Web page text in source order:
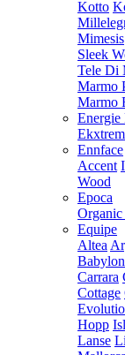
Kotto
Mimesis
Sleek
Tele Di
Marmo
Marmo
Energie
Ennface
Accent
Wood
Epoca
Equipe
Altea
Carrara
Cottage
Hopp
Lanse